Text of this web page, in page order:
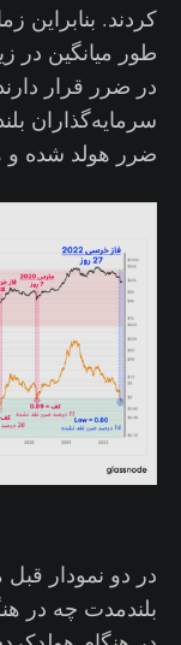
کردند. بنابراین
طور میانگین در
در ضرر قرار
ضرر هولد شده و
در دو نمودار
بلندمدت چه در